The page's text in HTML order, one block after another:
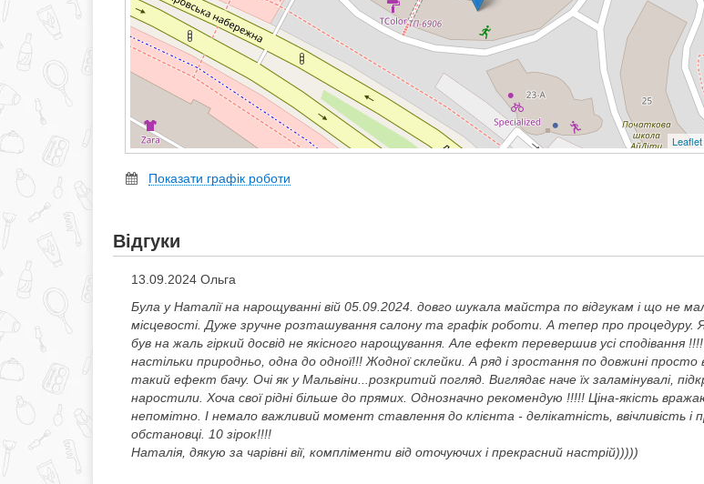
Leaflet
Показати графік роботи
Відгуки
13.09.2024 Ольга
Була у Наталії на нарощуванні вій 05.09.2024. довго шукала майстра по відгукам і що не
місцевості. Дуже зручне розташування салону та графік роботи. А тепер про процедуру.
був на жаль гіркий досвід не якісного нарощування. Але ефект перевершив усі сподівання
настільки природньо, одна до одної!!! Жодної склейки. А ряд і зростання по довжині
такий ефект бачу. Очі як у Мальвіни...розкритий погляд. Виглядає наче їх заламінувалі,
наростили. Хоча свої рідні більше до прямих. Однозначно рекомендую !!!!! Ціна-якість
непомітно. І немало важливий момент ставлення до клієнта - делікатність, ввічливість і
обстановці. 10 зірок!!!!
Наталія, дякую за чарівні вії, компліменти від оточуючих і прекрасний настрій)))))